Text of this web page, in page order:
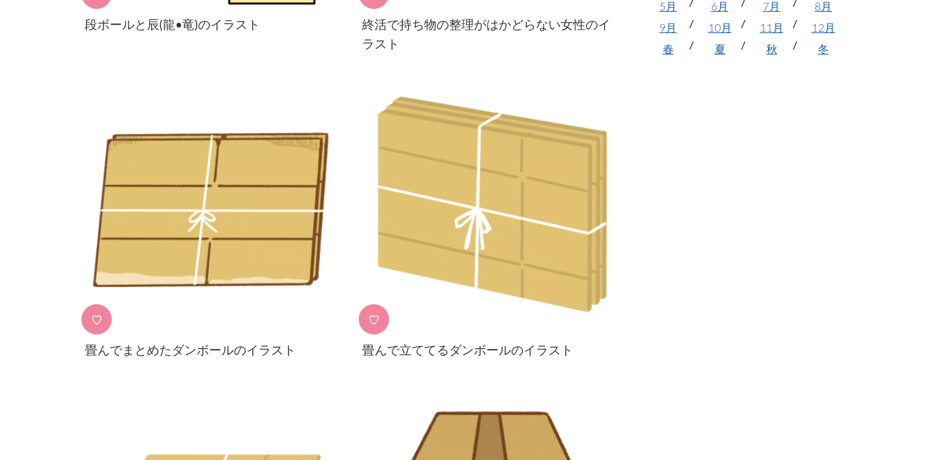
段ボールと辰(龍•竜)のイラスト
終活で持ち物の整理がはかどらない女性のイ
ラスト
♡
畳んでまとめたダンボールのイラスト
♡
畳んで立ててるダンボールのイラスト
5月 6月 7月
8月
9月
10月 11月
12月
春
夏 秋 冬